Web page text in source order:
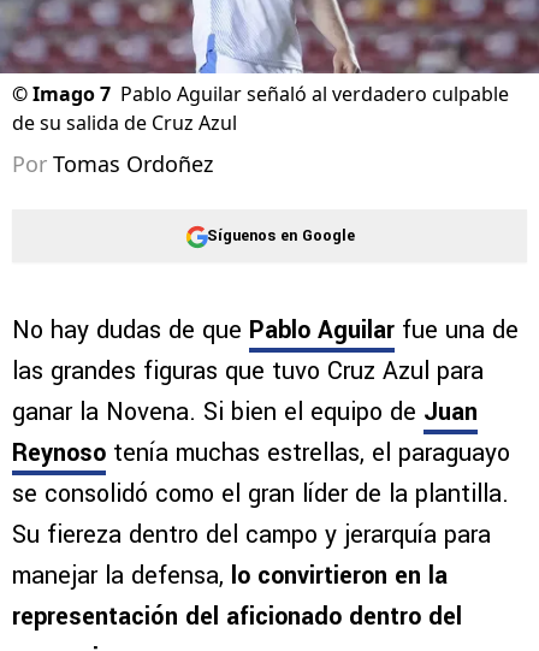
©Imago 7 Pablo Aguilar señaló al verdadero culpable
de su salida de Cruz Azul
Por Tomas Ordoñez
Síguenos en Google
No hay dudas de que Pablo Aguilar fue una de
las grandes figuras que tuvo Cruz Azul para
ganar la Novena. Si bien el equipo de Juan
Reynoso tenía muchas estrellas, el paraguayo
se consolidó como el gran líder de la plantilla.
Su fiereza dentro del campo y jerarquía para
manejar la defensa, lo convirtieron en la
representación del aficionado dentro del